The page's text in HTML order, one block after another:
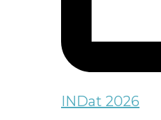
INDat 2026